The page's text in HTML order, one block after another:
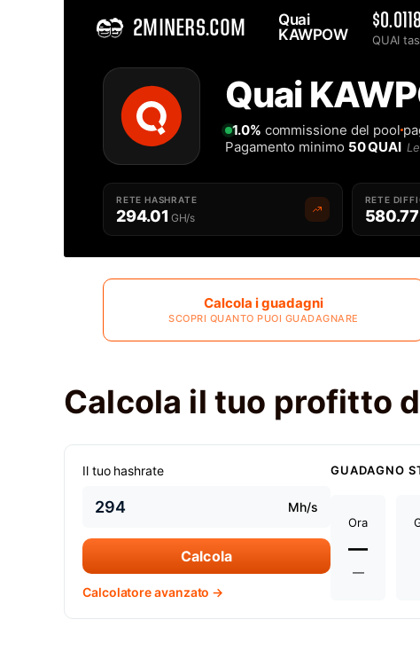
2MINERS.COM
Quai
KAWPOW
$0.0118
QUAI
Migliore Quai KAWPOW QUAIKAWPOW Mining Pool - 2Miners
Quai
1.0% commissione del pool
Pagamento minimo 50 QUAI
RETE HASHRATE
294.01 GH/s
RETE
580.77
Calcola i guadagni
SCOPRI QUANTO PUOI GUADAGNARE
Calcola il tuo profitto
Il tuo hashrate
Mh/s
Calcola
Calcolatore avanzato →
GUADAGNO
Ora
—
—